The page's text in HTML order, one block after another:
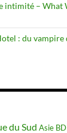
intimité – What
: du vampire
du Sud Asie BD